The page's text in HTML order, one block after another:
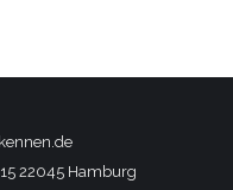
22045 Hamburg